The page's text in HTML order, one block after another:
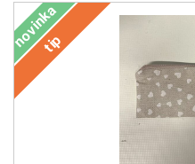
novinka
tip